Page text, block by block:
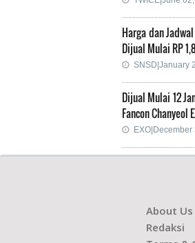
Harga dan
Dijual Mulai RP
SNSD|January
Dijual Mulai 12
Fancon Chanyeol
About Us
Redaksi